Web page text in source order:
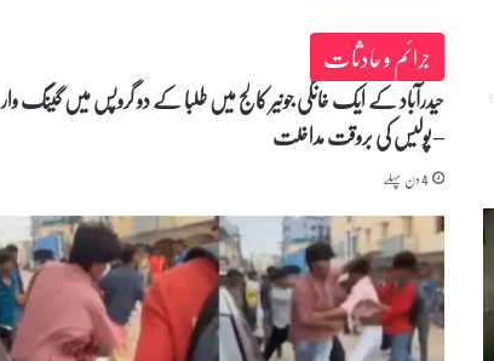
جرائم و حادثات
حیدرآباد کے ایک خانگی جونیر کالج میں طلبا کے دو گروپس میں گینگ وار
– پولیس کی بروقت مداخلت
4 دن پہلے